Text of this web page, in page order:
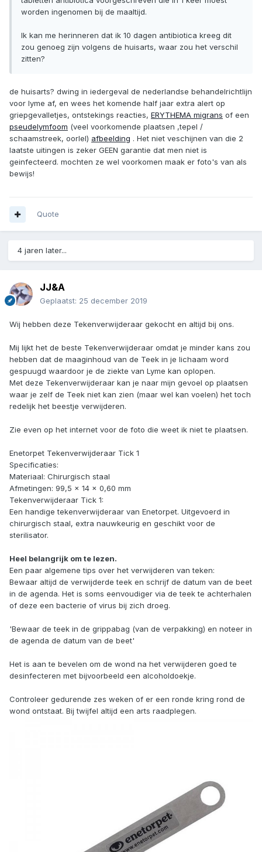
worden ingenomen bij de maaltijd.
Ik kan me herinneren dat ik 10 dagen antibiotica kreeg dit
zou genoeg zijn volgens de huisarts, waar zou het verschil
zitten?
de huisarts? dwing in iedergeval de nederlandse behandelrichtlijn
voor lyme af, en wees het komende half jaar extra alert op
griepgevalletjes, ontstekings reacties, ERYTHEMA migrans of een
pseudelymfoom (veel voorkomende plaatsen ,tepel /
schaamstreek, oorlel) afbeelding . Het niet veschijnen van die 2
laatste uitingen is zeker GEEN garantie dat men niet is
geinfecteerd. mochten ze wel voorkomen maak er foto's van als
bewijs!
Quote
4 jaren later...
JJ&A
Geplaatst: 25 december 2019
Wij hebben deze Tekenverwijderaar gekocht en altijd bij ons.
Mij lijkt het de beste Tekenverwijderaar omdat je minder kans zou
hebben dat de maaginhoud van de Teek in je lichaam word
gespuugd waardoor je de ziekte van Lyme kan oplopen.
Met deze Tekenverwijderaar kan je naar mijn gevoel op plaatsen
waar je zelf de Teek niet kan zien (maar wel kan voelen) het toch
redelijk het beestje verwijderen.
Zie even op het internet voor de foto die weet ik niet te plaatsen.
Enetorpet Tekenverwijderaar Tick 1
Specificaties:
Materiaal: Chirurgisch staal
Afmetingen: 99,5 x 14 x 0,60 mm
Tekenverwijderaar Tick 1:
Een handige tekenverwijderaar van Enetorpet. Uitgevoerd in
chirurgisch staal, extra nauwkeurig en geschikt voor de
sterilisator.
Heel belangrijk om te lezen.
Een paar algemene tips over het verwijderen van teken:
Bewaar altijd de verwijderde teek en schrijf de datum van de beet
in de agenda. Het is soms eenvoudiger via de teek te achterhalen
of deze een bacterie of virus bij zich droeg.
'Bewaar de teek in de grippabag (van de verpakking) en noteer in
de agenda de datum van de beet'
Het is aan te bevelen om de wond na het verwijderen goed te
desinfecteren met bijvoorbeeld een alcoholdoekje.
Controleer gedurende zes weken of er een ronde kring rond de
wond ontstaat. Bij twijfel altijd een arts raadplegen.